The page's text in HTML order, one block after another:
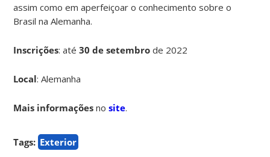
assim como em aperfeiçoar o conhecimento sobre o
Brasil na Alemanha.
Inscrições: até30 de setembrode 2022
Local: Alemanha
Mais informações nosite.
Tags: Exterior